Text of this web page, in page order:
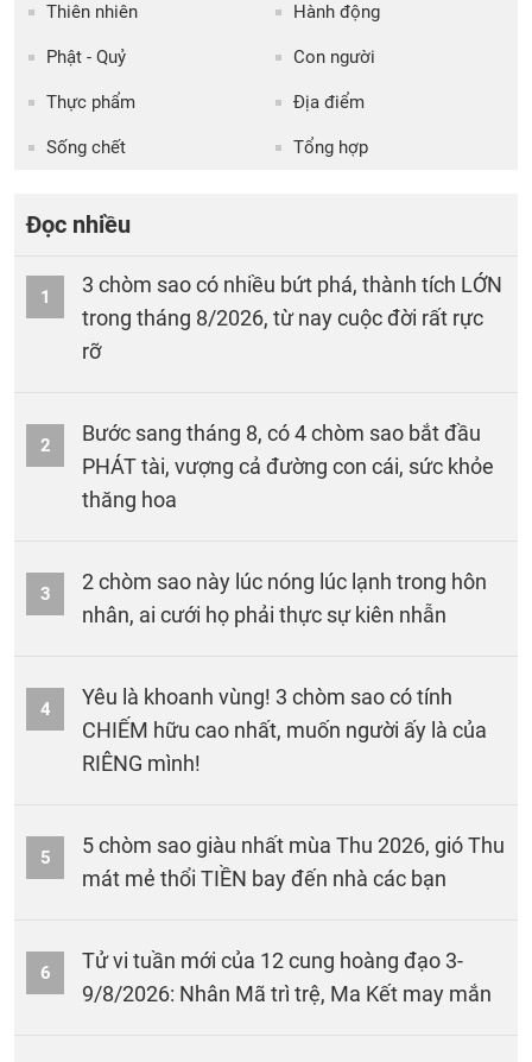
Thiên nhiên Hành động
Phật - Quỷ Con người
Thực phẩm Địa điểm
Sống chết Tổng hợp
Đọc nhiều
1
3 chòm sao có nhiều bứt phá, thành tích LỚN
trong tháng 8/2026, từ nay cuộc đời rất rực
rỡ
2
Bước sang tháng 8, có 4 chòm sao bắt đầu
PHÁT tài, vượng cả đường con cái, sức khỏe
thăng hoa
3
2 chòm sao này lúc nóng lúc lạnh trong hôn
nhân, ai cưới họ phải thực sự kiên nhẫn
4
Yêu là khoanh vùng! 3 chòm sao có tính
CHIẾM hữu cao nhất, muốn người ấy là của
RIÊNG mình!
5
5 chòm sao giàu nhất mùa Thu 2026, gió Thu
mát mẻ thổi TIỀN bay đến nhà các bạn
6
Tử vi tuần mới của 12 cung hoàng đạo 3-
9/8/2026: Nhân Mã trì trệ, Ma Kết may mắn